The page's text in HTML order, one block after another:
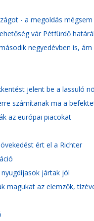
- a megoldás
vár Pétfürdő
negyedévben is,
jelent be a lassuló
számítanak ma a
az európai piacokat
ért el a Richter
jártak jól
magukat az elemzők,